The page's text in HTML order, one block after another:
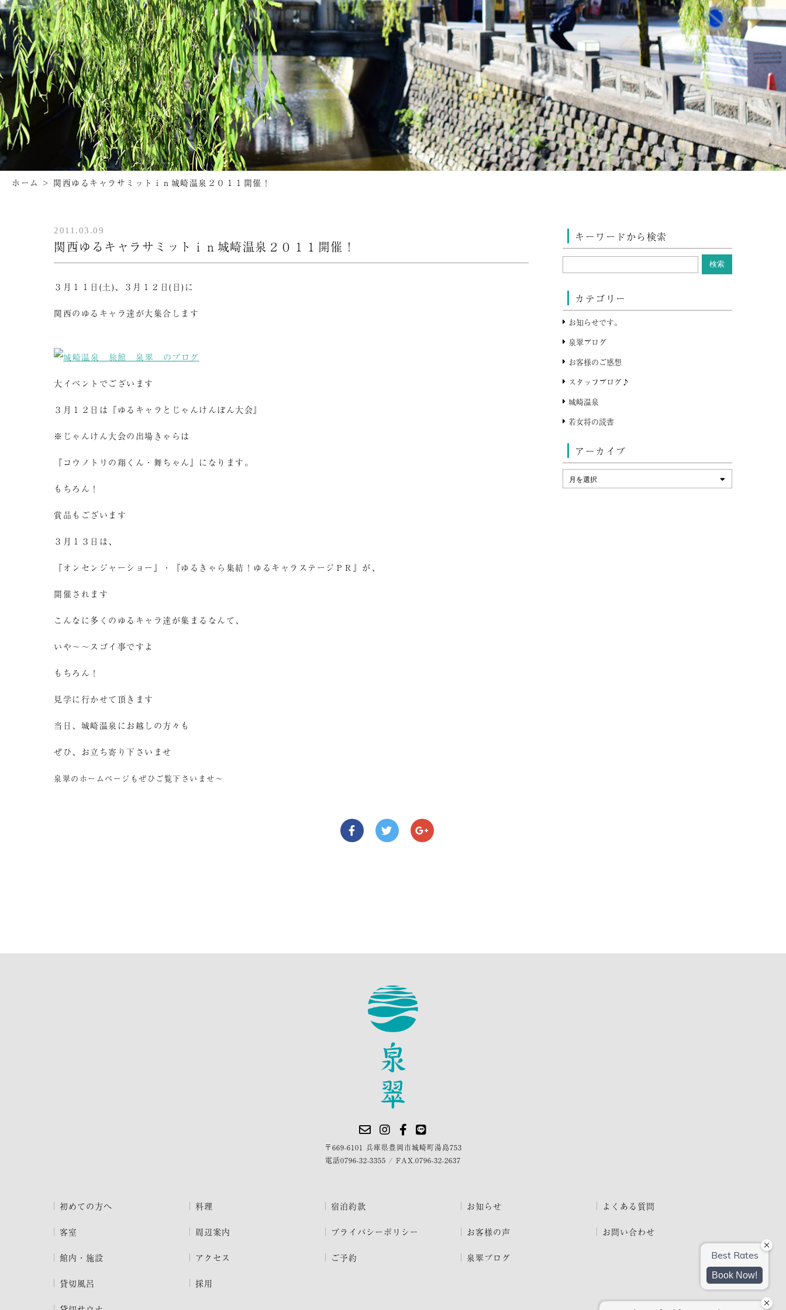
ホーム > 関西ゆるキャラサミットｉｎ城崎温泉２０１１開催！
2011.03.09
関西ゆるキャラサミットｉｎ城崎温泉２０１１開催！
３月１１日(土)、３月１２日(日)に
関西のゆるキャラ達が大集合します
大イベントでございます
３月１２日は『ゆるキャラとじゃんけんぽん大会』
※じゃんけん大会の出場きゃらは
『コウノトリの翔くん・舞ちゃん』になります。
もちろん！
賞品もございます
３月１３日は、
『オンセンジャーショー』・『ゆるきゃら集結！ゆるキャラステージＰＲ』が、
開催されます
こんなに多くのゆるキャラ達が集まるなんて、
いや～～スゴイ事ですよ
もちろん！
見学に行かせて頂きます
当日、城崎温泉にお越しの方々も
ぜひ、お立ち寄り下さいませ
泉翠のホームページもぜひご覧下さいませ～
キーワードから検索
カテゴリー
お知らせです。
泉翠ブログ
お客様のご感想
スタッフブログ♪
城崎温泉
若女将の読書
アーカイブ
〒669-6101 兵庫県豊岡市城崎町湯島753
電話0796-32-3355 / FAX.0796-32-2637
初めての方へ
客室
館内・施設
貸切風呂
料理
周辺案内
アクセス
採用
宿泊約款
プライバシーポリシー
ご予約
お知らせ
お客様の声
泉翠ブログ
よくある質問
お問い合わせ